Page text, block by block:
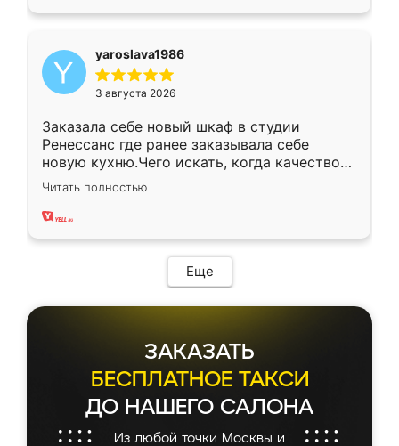
yaroslava1986
3 августа 2026
Заказала себе новый шкаф в студии
Ренессанс где ранее заказывала себе
новую кухню.Чего искать, когда качеством
вполне довольна. Служит кухня уже почти
два года, нареканий нет.
Читать полностью
Еще
ЗАКАЗАТЬ
БЕСПЛАТНОЕ ТАКСИ
ДО НАШЕГО САЛОНА
Из любой точки Москвы и